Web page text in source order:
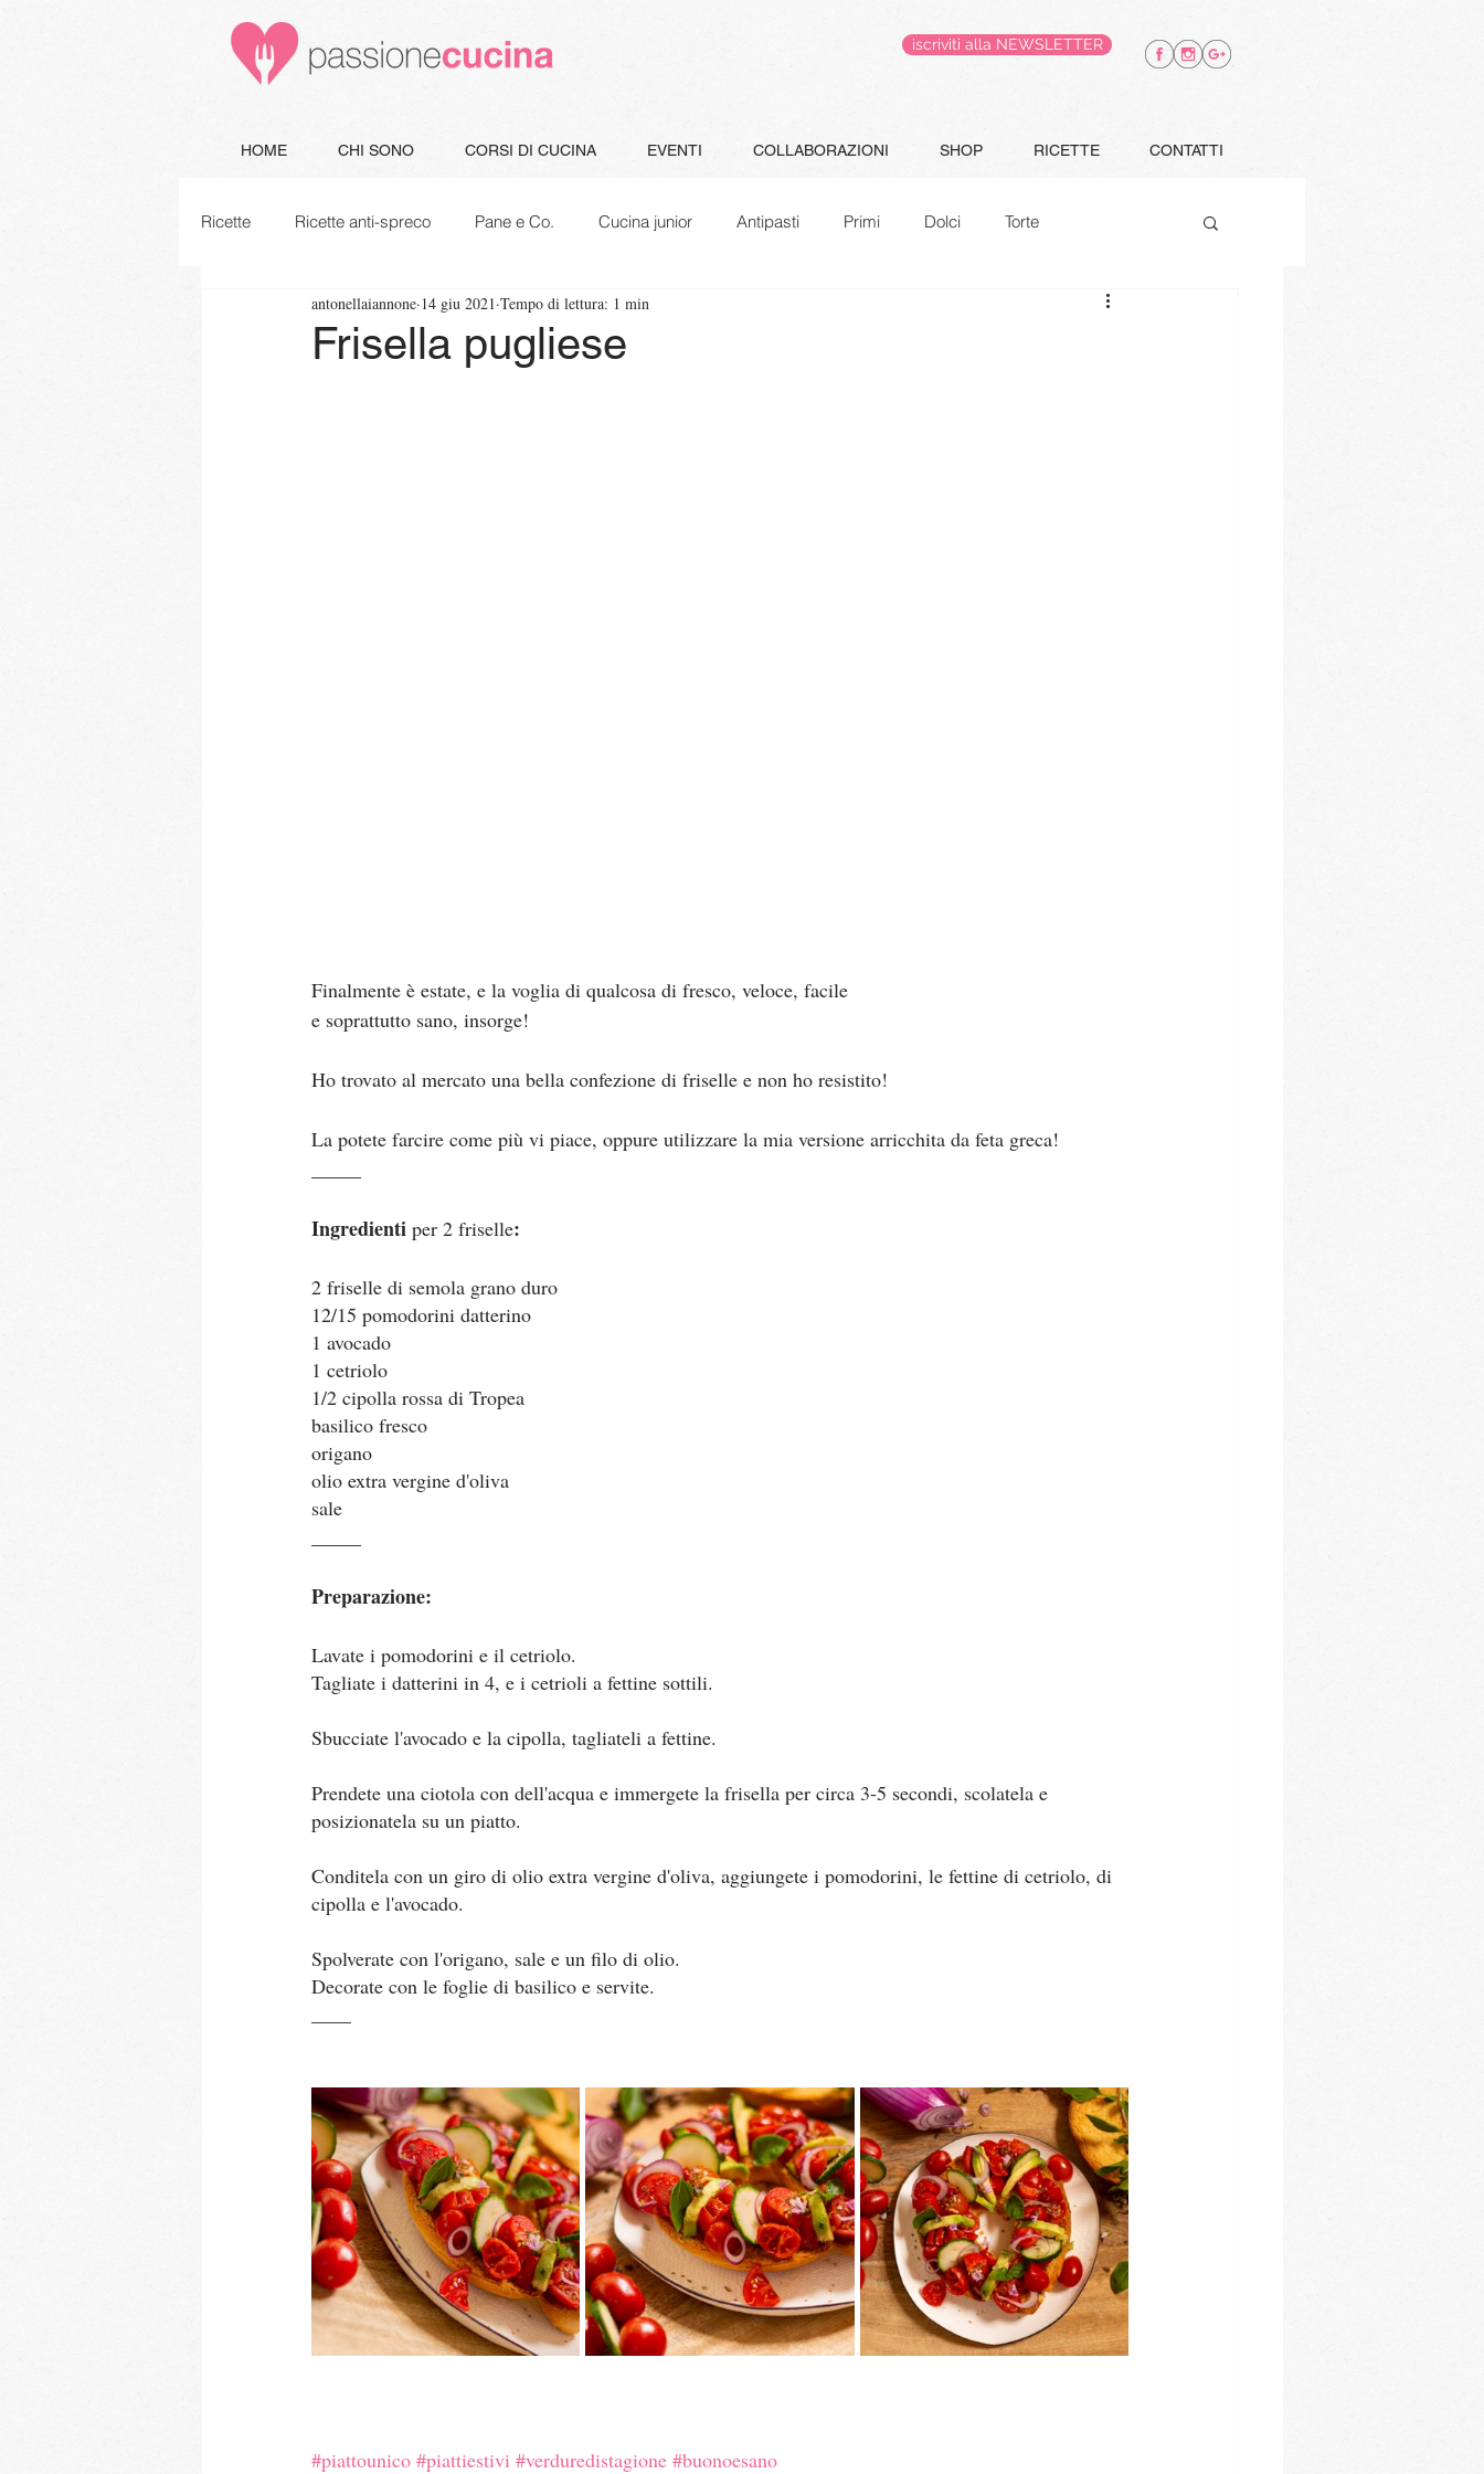
iscriviti alla NEWSLETTER
HOME CHI SONO CORSI DI CUCINA EVENTI COLLABORAZIONI SHOP RICETTE CONTATTI
Ricette Ricette anti-spreco Pane e Co. Cucina junior Antipasti Primi Dolci Torte
Minestre e Zuppe Secondi Gluten Free Le pappe di Jacopo
Frisella pugliese
antonellaiannone 14 giu 2021 Tempo di lettura: 1 min
Finalmente è estate, e la voglia di qualcosa di fresco, veloce, facile
e soprattutto sano, insorge!
Ho trovato al mercato una bella confezione di friselle e non ho resistito!
La potete farcire come più vi piace, oppure utilizzare la mia versione arricchita da feta greca!
Ingredienti per 2 friselle:
2 friselle di semola grano duro
12/15 pomodorini datterino
1 avocado
1 cetriolo
1/2 cipolla rossa di Tropea
basilico fresco
origano
olio extra vergine d'oliva
sale
Preparazione:
Lavate i pomodorini e il cetriolo.
Tagliate i datterini in 4, e i cetrioli a fettine sottili.
Sbucciate l'avocado e la cipolla, tagliateli a fettine.
Prendete una ciotola con dell'acqua e immergete la frisella per circa 3-5 secondi, scolatela e
posizionatela su un piatto.
Conditela con un giro di olio extra vergine d'oliva, aggiungete i pomodorini, le fettine di cetriolo, di
cipolla e l'avocado.
Spolverate con l'origano, sale e un filo di olio.
Decorate con le foglie di basilico e servite.
#piattounico #piattiestivi #verduredistagione #buonoesano